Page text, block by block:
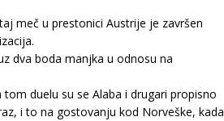
meč u prestonici Austrije je završen
dva boda manjka u odnosu na
duelu su se Alaba i drugari propisno
i to na gostovanju kod Norveške, kada